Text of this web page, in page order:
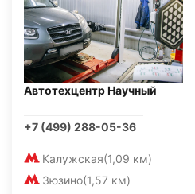
Автотехцентр Научный
+7 (499) 288-05-36
Калужская(1,09 км)
Зюзино(1,57 км)